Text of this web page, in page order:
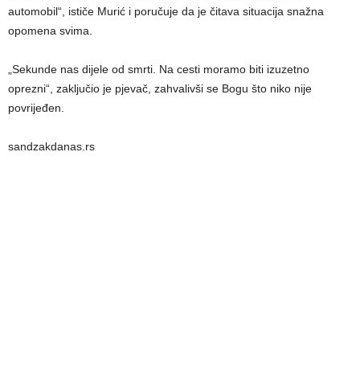
automobil“, ističe Murić i poručuje da je čitava situacija snažna
opomena svima.
„Sekunde nas dijele od smrti. Na cesti moramo biti izuzetno
oprezni“, zaključio je pjevač, zahvalivši se Bogu što niko nije
povrijeđen.
sandzakdanas.rs